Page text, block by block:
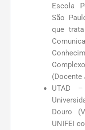
Escola
São
que
(Docente
UTAD
Douro
UNIFEI